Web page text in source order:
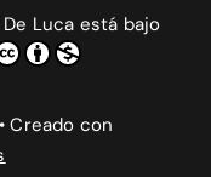
Luca está bajo
• Creado con